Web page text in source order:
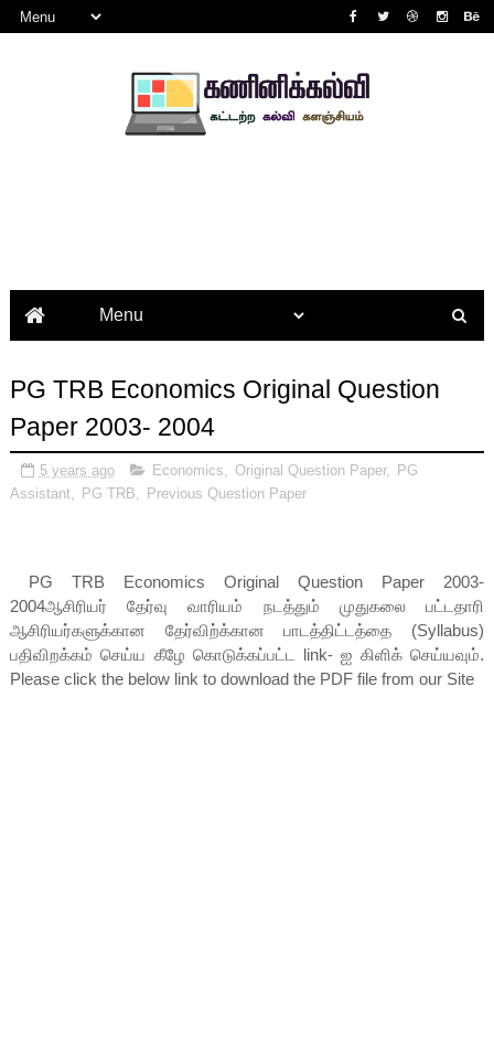
PG TRB Economics Original Question
Paper 2003- 2004
5 years ago Economics Original Question Paper,
PG
Assistant
PG TRB Previous Question Paper
PG TRB Economics Original Question Paper 2003-
2004ஆசிரியர் தேர்வு வாரியம் நடத்தும் முதுகலை பட்டதாரி
ஆசிரியர்களுக்கான தேர்விற்க்கான பாடத்திட்டத்தை (Syllabus)
பதிவிறக்கம் செய்ய கீழே கொடுக்கப்பட்ட link- ஐ கிளிக் செய்யவும்.
Please click the below link to download the PDF file from our Site